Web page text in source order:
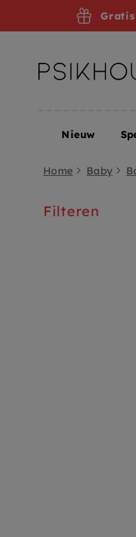
Home Baby
Filteren
Gratis
Nieuw